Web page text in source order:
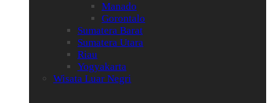
Manado
Gorontalo
Sumatera Barat
Sumatera Utara
Riau
Yogyakarta
Wisata Luar Negri